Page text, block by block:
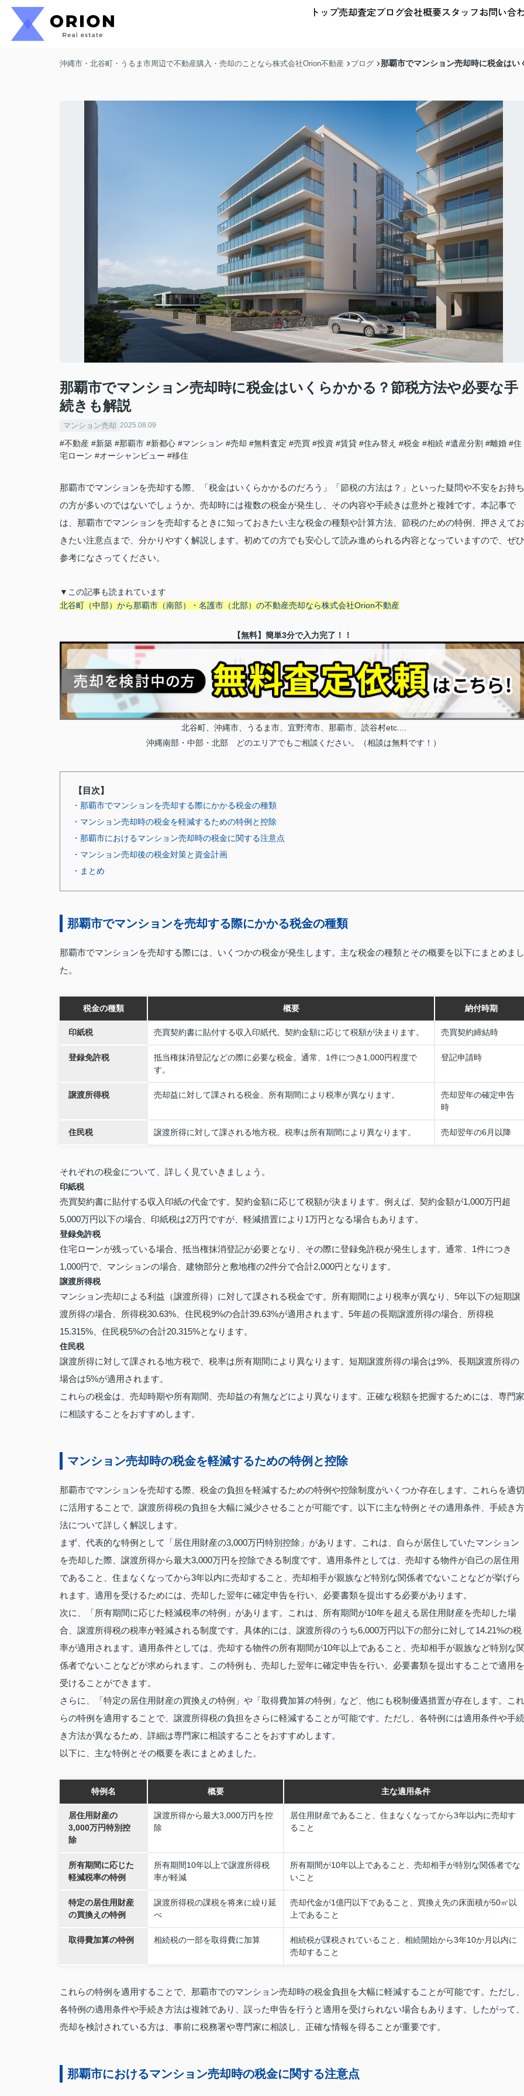
トップ売却査定ブログ会社概要スタッフお問い合
沖縄市・北谷町・うるま市周辺で不動産購入・売却のことなら株式会社Orion不動産 ブログ 那覇市でマンション売却時に税金は
那覇市でマンション売却時に税金はいくらかかる？節税方法や必要な手
続きも解説
マンション売却 2025.08.09
#不動産 #新築 #那覇市 #新都心 #マンション #売却 #無料査定 #売買 #投資 #賃貸 #住み替え #税金 #相続 #遺産分割 #離婚 #住
宅ローン #オーシャンビュー #移住
那覇市でマンションを売却する際、「税金はいくらかかるのだろう」「節税の方法は？」といった疑問や不安をお持ち
の方が多いのではないでしょうか。売却時には複数の税金が発生し、その内容や手続きは意外と複雑です。本記事で
は、那覇市でマンションを売却するときに知っておきたい主な税金の種類や計算方法、節税のための特例、押さえてお
きたい注意点まで、分かりやすく解説します。初めての方でも安心して読み進められる内容となっていますので、ぜひ
参考になさってください。
▼この記事も読まれています
北谷町（中部）から那覇市（南部）・名護市（北部）の不動産売却なら株式会社Orion不動産
【無料】簡単3分で入力完了！！
北谷町、沖縄市、うるま市、宜野湾市、那覇市、読谷村etc....
沖縄南部・中部・北部 どのエリアでもご相談ください。（相談は無料です！）
【目次】
・那覇市でマンションを売却する際にかかる税金の種類
・マンション売却時の税金を軽減するための特例と控除
・那覇市におけるマンション売却時の税金に関する注意点
・マンション売却後の税金対策と資金計画
・まとめ
那覇市でマンションを売却する際にかかる税金の種類
那覇市でマンションを売却する際には、いくつかの税金が発生します。主な税金の種類とその概要を以下にまとめまし
た。
税金の種類 概要 納付時期
印紙税 売買契約書に貼付する収入印紙代。契約金額に応じて税額が決まります。 売買契約締結時
登録免許税
抵当権抹消登記などの際に必要な税金。通常、1件につき1,000円程度で
す。
登記申請時
譲渡所得税 売却益に対して課される税金。所有期間により税率が異なります。
売却翌年の確定申告
時
住民税 譲渡所得に対して課される地方税。税率は所有期間により異なります。 売却翌年の6月以降
それぞれの税金について、詳しく見ていきましょう。
印紙税
売買契約書に貼付する収入印紙の代金です。契約金額に応じて税額が決まります。例えば、契約金額が1,000万円超
5,000万円以下の場合、印紙税は2万円ですが、軽減措置により1万円となる場合もあります。
登録免許税
住宅ローンが残っている場合、抵当権抹消登記が必要となり、その際に登録免許税が発生します。通常、1件につき
1,000円で、マンションの場合、建物部分と敷地権の2件分で合計2,000円となります。
譲渡所得税
マンション売却による利益（譲渡所得）に対して課される税金です。所有期間により税率が異なり、5年以下の短期譲
渡所得の場合、所得税30.63%、住民税9%の合計39.63%が適用されます。5年超の長期譲渡所得の場合、所得税
15.315%、住民税5%の合計20.315%となります。
住民税
譲渡所得に対して課される地方税で、税率は所有期間により異なります。短期譲渡所得の場合は9%、長期譲渡所得の
場合は5%が適用されます。
これらの税金は、売却時期や所有期間、売却益の有無などにより異なります。正確な税額を把握するためには、専門家
に相談することをおすすめします。
マンション売却時の税金を軽減するための特例と控除
那覇市でマンションを売却する際、税金の負担を軽減するための特例や控除制度がいくつか存在します。これらを適切
に活用することで、譲渡所得税の負担を大幅に減少させることが可能です。以下に主な特例とその適用条件、手続き方
法について詳しく解説します。
まず、代表的な特例として「居住用財産の3,000万円特別控除」があります。これは、自らが居住していたマンション
を売却した際、譲渡所得から最大3,000万円を控除できる制度です。適用条件としては、売却する物件が自己の居住用
であること、住まなくなってから3年以内に売却すること、売却相手が親族など特別な関係者でないことなどが挙げら
れます。適用を受けるためには、売却した翌年に確定申告を行い、必要書類を提出する必要があります。
次に、「所有期間に応じた軽減税率の特例」があります。これは、所有期間が10年を超える居住用財産を売却した場
合、譲渡所得税の税率が軽減される制度です。具体的には、譲渡所得のうち6,000万円以下の部分に対して14.21%の税
率が適用されます。適用条件としては、売却する物件の所有期間が10年以上であること、売却相手が親族など特別な
係者でないことなどが求められます。この特例も、売却した翌年に確定申告を行い、必要書類を提出することで適用を
受けることができます。
さらに、「特定の居住用財産の買換えの特例」や「取得費加算の特例」など、他にも税制優遇措置が存在します。これ
らの特例を適用することで、譲渡所得税の負担をさらに軽減することが可能です。ただし、各特例には適用条件や手続
き方法が異なるため、詳細は専門家に相談することをおすすめします。
以下に、主な特例とその概要を表にまとめました。
特例名 概要 主な適用条件
居住用財産の
3,000万円特別控
除
譲渡所得から最大3,000万円を控
除
居住用財産であること、住まなくなってから3年以内に売却す
ること
所有期間に応じた
軽減税率の特例
所有期間10年以上で譲渡所得税
率が軽減
所有期間が10年以上であること、売却相手が特別な関係者でな
いこと
特定の居住用財産
の買換えの特例
譲渡所得税の課税を将来に繰り延
べ
売却代金が1億円以下であること、買換え先の床面積が50㎡以
上であること
取得費加算の特例 相続税の一部を取得費に加算
相続税が課税されていること、相続開始から3年10か月以内に
売却すること
これらの特例を適用することで、那覇市でのマンション売却時の税金負担を大幅に軽減することが可能です。ただし、
各特例の適用条件や手続き方法は複雑であり、誤った申告を行うと適用を受けられない場合もあります。したがって、
売却を検討されている方は、事前に税務署や専門家に相談し、正確な情報を得ることが重要です。
那覇市におけるマンション売却時の税金に関する注意点